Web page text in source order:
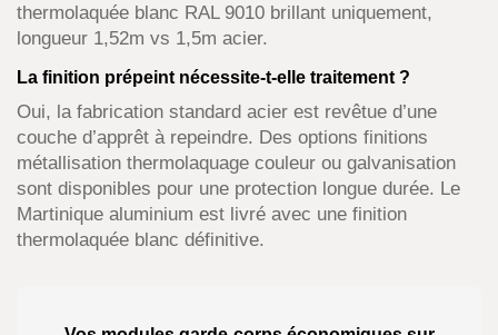
thermolaquée blanc RAL 9010 brillant uniquement,
longueur 1,52m vs 1,5m acier.
La finition prépeint nécessite-t-elle traitement ?
Oui, la fabrication standard acier est revêtue d’une
couche d’apprêt à repeindre. Des options finitions
métallisation thermolaquage couleur ou galvanisation
sont disponibles pour une protection longue durée. Le
Martinique aluminium est livré avec une finition
thermolaquée blanc définitive.